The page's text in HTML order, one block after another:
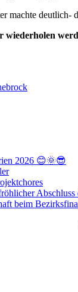
deutlich-
wiederholen
2026 😊🌞😎
Abschluss
beim